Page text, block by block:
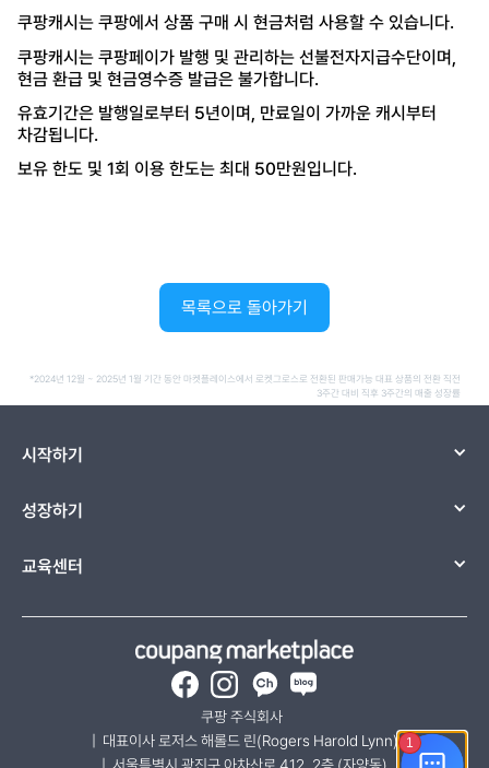
쿠팡캐시는 쿠팡에서 상품 구매 시 현금처럼 사용할 수 있습니다.
쿠팡캐시는 쿠팡페이가 발행 및 관리하는 선불전자지급수단이며,
현금 환급 및 현금영수증 발급은 불가합니다.
유효기간은 발행일로부터 5년이며, 만료일이 가까운 캐시부터
차감됩니다.
보유 한도 및 1회 이용 한도는 최대 50만원입니다.
목록으로 돌아가기
*2024년 12월 ~ 2025년 1월 기간 동안 마켓플레이스에서 로켓그로스로 전환된 판매가능 대표 상품의 전환 직전
3주간 대비 직후 3주간의 매출 성장률
시작하기
성장하기
교육센터
Facebook
Instagram
카카오채널-쿠팡 마켓플레
네이버 블로그
쿠팡 주식회사
|  대표이사 로저스 해롤드 린(Rogers Harold Lynn)
|  서울특별시 광진구 아차산로 412, 2층 (자양동)